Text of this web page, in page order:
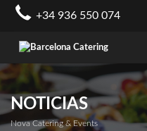
+34 936 550 074
NOTICIAS
Nova Catering & Events